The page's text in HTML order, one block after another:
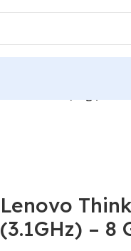
Lenovo
(3.1GHz) – 8